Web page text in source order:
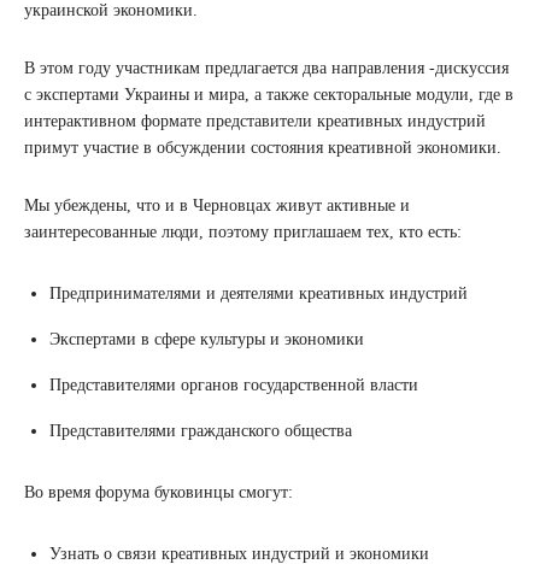
украинской экономики.
В этом году участникам предлагается два направления -дискуссия
с экспертами Украины и мира, а также секторальные модули, где в
интерактивном формате представители креативных индустрий
примут участие в обсуждении состояния креативной экономики.
Мы убеждены, что и в Черновцах живут активные и
заинтересованные люди, поэтому приглашаем тех, кто есть:
Предпринимателями и деятелями креативных индустрий
Экспертами в сфере культуры и экономики
Представителями органов государственной власти
Представителями гражданского общества
Во время форума буковинцы смогут:
Узнать о связи креативных индустрий и экономики